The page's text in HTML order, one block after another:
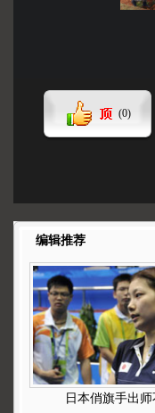
(0)
编辑推荐
日本俏旗手出师